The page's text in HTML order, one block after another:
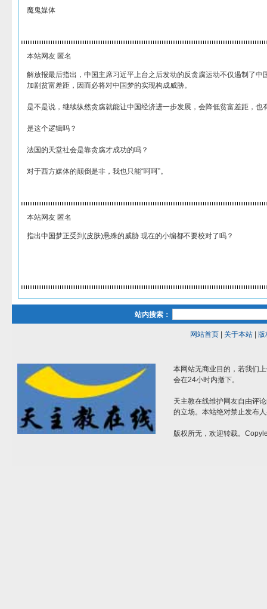
魔鬼媒体
本站网友 匿名
解放报最后指出，中国主席习近平上台之后发动的反贪腐运动不仅遏制了中
加剧贫富差距，因而必将对中国梦的实现构成威胁。
是不是说，继续纵然贪腐就能让中国经济进一步发展，会降低贫富差距，也
是这个逻辑吗？
法国的天堂社会是靠贪腐才成功的吗？
对于西方媒体的颠倒是非，我也只能“呵呵”。
本站网友 匿名
指出中国梦正受到(皮肤)悬殊的威胁 现在的小编都不要校对了吗？
站内搜索：
网站首页| 关于本站| 版
本网站无商业目的，若我们
会在24小时内撤下。
天主教在线维护网友自由评
的立场。本站绝对禁止发布
版权所无，欢迎转载。